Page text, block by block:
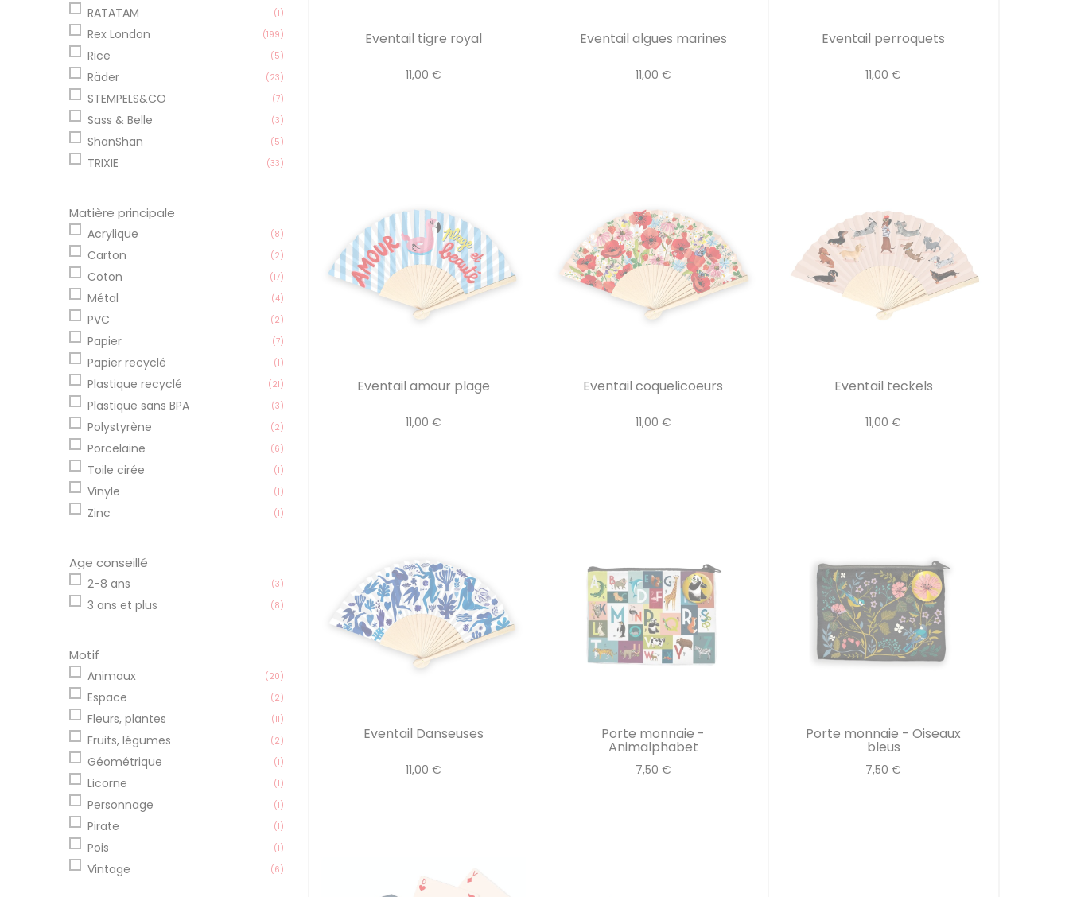
RATATAM (1)
Rex London (199)
Rice (5)
Räder (23)
STEMPELS&CO (7)
Sass & Belle (3)
ShanShan (5)
TRIXIE (33)
Matière principale
Acrylique (8)
Carton (2)
Coton (17)
Métal (4)
PVC (2)
Papier (7)
Papier recyclé (1)
Plastique recyclé (21)
Plastique sans BPA (3)
Polystyrène (2)
Porcelaine (6)
Toile cirée (1)
Vinyle (1)
Zinc (1)
Age conseillé
2-8 ans (3)
3 ans et plus (8)
Motif
Animaux (20)
Espace (2)
Fleurs, plantes (11)
Fruits, légumes (2)
Géométrique (1)
Licorne (1)
Personnage (1)
Pirate (1)
Pois (1)
Vintage (6)
Eventail tigre royal
11,00 €
Eventail algues marines
11,00 €
Eventail perroquets
11,00 €
Eventail amour plage
11,00 €
Eventail coquelicoeurs
11,00 €
Eventail teckels
11,00 €
Eventail Danseuses
11,00 €
Porte monnaie -
Animalphabet
7,50 €
Porte monnaie - Oiseaux
bleus
7,50 €